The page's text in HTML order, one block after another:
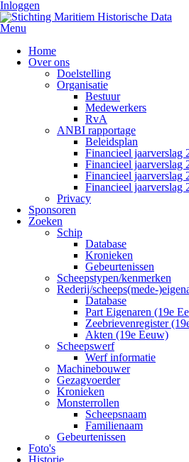
Inloggen
Menu
Home
Over ons
Doelstelling
Organisatie
Bestuur
Medewerkers
RvA
ANBI rapportage
Beleidsplan
Financieel jaarverslag
Financieel jaarverslag
Financieel jaarverslag
Financieel jaarverslag
Privacy
Sponsoren
Zoeken
Schip
Database
Kronieken
Gebeurtenissen
Scheepstypen/kenmerken
Rederij/scheeps(mede-
Database
Part Eigenaren (19e
Zeebrievenregister
Akten (19e Eeuw)
Scheepswerf
Werf informatie
Machinebouwer
Gezagvoerder
Kronieken
Monsterrollen
Scheepsnaam
Familienaam
Gebeurtenissen
Foto's
Historie